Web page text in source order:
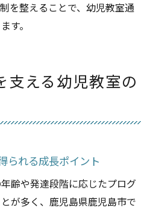
を整えることで、幼児教室通
す。
支える幼児教室の
られる成長ポイント
齢や発達段階に応じたプログ
が多く、鹿児島県鹿児島市で